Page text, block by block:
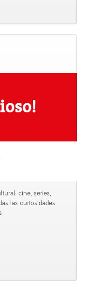
cine, series,
las curiosidades